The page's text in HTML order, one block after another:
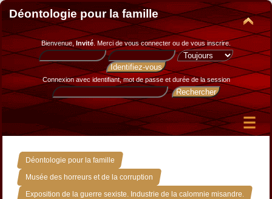
Déontologie pour la famille
Bienvenue, Invité. Merci devous connecter ou de vous inscrire.
Connexion avec identifiant, mot de passe et durée de la session
Déontologie pour la famille »
Musée des horreurs et de la corruption »
Exposition de la guerre sexiste. Industrie de la calomnie misandre.